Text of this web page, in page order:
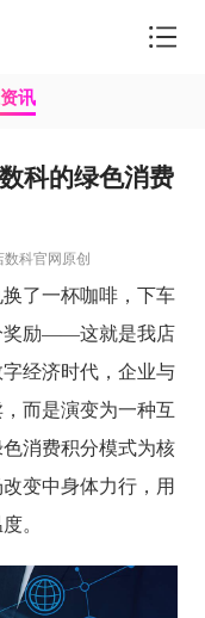
讯
科的绿色消费
数科官网原创
了一杯咖啡，下车
奖励——这就是我店
经济时代，企业与
而是演变为一种互
消费积分模式为核
变中身体力行，用
。